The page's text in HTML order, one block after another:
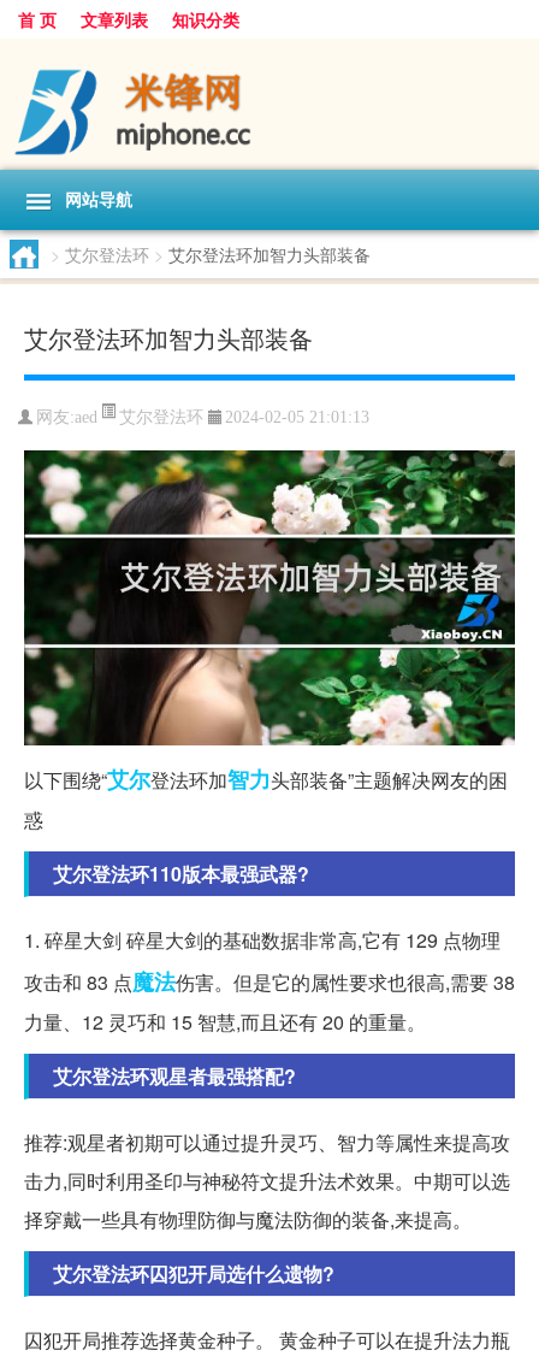
首 页 文章列表 知识分类
网站导航
> 艾尔登法环 > 艾尔登法环加智力头部装备
艾尔登法环加智力头部装备
网友:aed 艾尔登法环 2024-02-05 21:01:13
以下围绕“艾尔登法环加智力头部装备”主题解决网友的困
惑
艾尔登法环110版本最强武器?
1. 碎星大剑 碎星大剑的基础数据非常高,它有 129 点物理
攻击和 83 点魔法伤害。但是它的属性要求也很高,需要 38
力量、12 灵巧和 15 智慧,而且还有 20 的重量。
艾尔登法环观星者最强搭配?
推荐:观星者初期可以通过提升灵巧、智力等属性来提高攻
击力,同时利用圣印与神秘符文提升法术效果。中期可以选
择穿戴一些具有物理防御与魔法防御的装备,来提高。
艾尔登法环囚犯开局选什么遗物?
囚犯开局推荐选择黄金种子。 黄金种子可以在提升法力瓶